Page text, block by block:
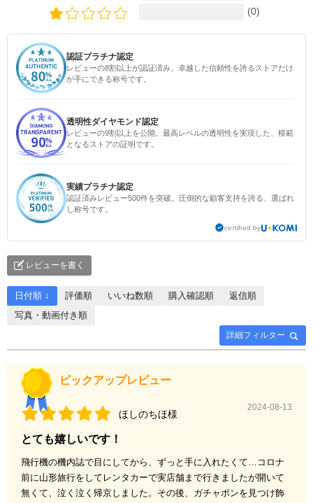
(0)
認証プラチナ認定
レビューの8割以上が認証済み。卓越した信頼性を誇るストアだけ
が手にできる称号です。
透明性ダイヤモンド認定
レビューの9割以上を公開。最高レベルの透明性を実現した、模範
となるストアの証明です。
実績プラチナ認定
認証済みレビュー500件を突破。圧倒的な顧客支持を誇る、選ばれ
し称号です。
certified by
レビューを書く
詳細フィルター
日付順 ↓ 評価順 いいね数順 購入確認順
返信順
写真・動画付き順
ピックアップレビュー
ほしのちほ様
2024-08-13
とても嬉しいです！
飛行機の機内誌で目にしてから、ずっと手に入れたくて…コロナ
前に山形旅行をしてレンタカーで実店舗まで行きましたが開いて
無くて、泣く泣く帰京しました。その後、ガチャポンを見つけ飾